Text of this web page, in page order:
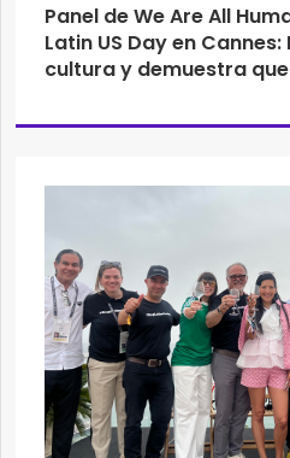
Panel de We Are All
Latin US Day en
cultura y demuestra